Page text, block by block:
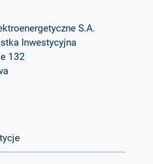
S.A.
Inwestycyjna
132